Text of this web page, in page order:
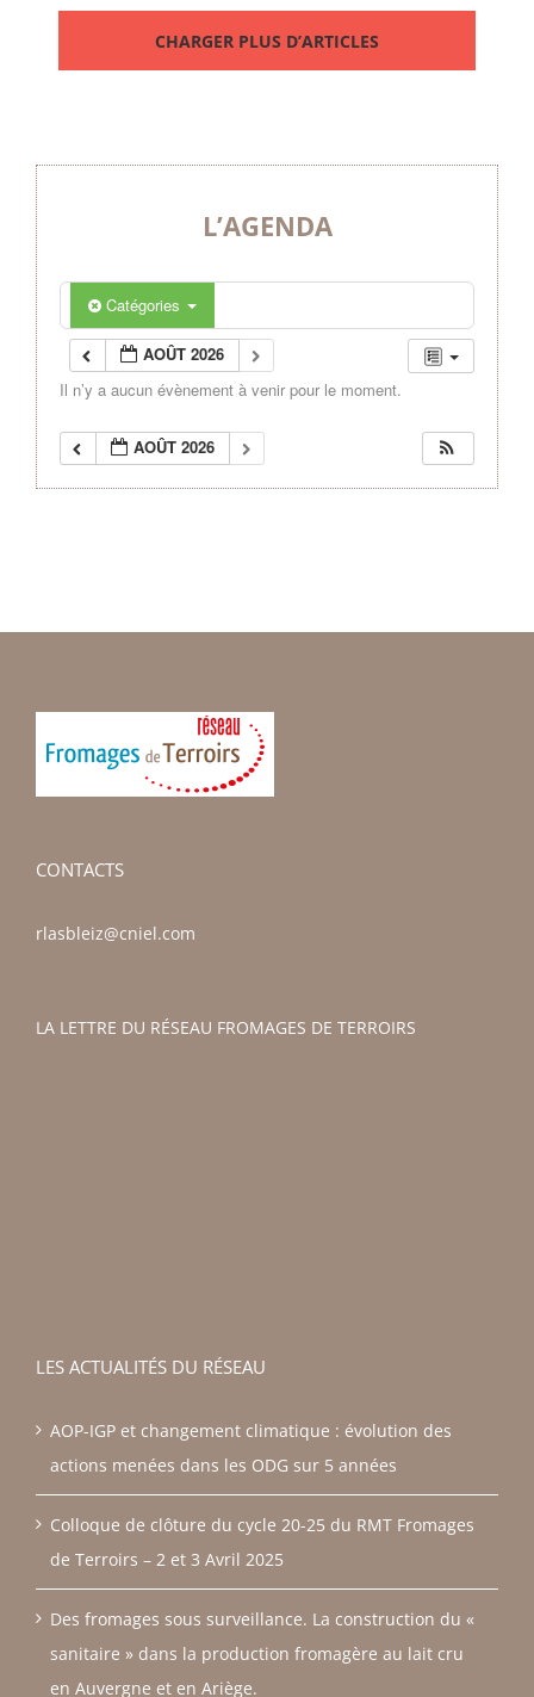
CHARGER PLUS D’ARTICLES
L’AGENDA
Catégories
AOÛT 2026
Il n’y a aucun évènement à venir pour le moment.
AOÛT 2026
CONTACTS
rlasbleiz@cniel.com
LA LETTRE DU RÉSEAU FROMAGES DE TERROIRS
LES ACTUALITÉS DU RÉSEAU
AOP-IGP et changement climatique : évolution des
actions menées dans les ODG sur 5 années
Colloque de clôture du cycle 20-25 du RMT Fromages
de Terroirs – 2 et 3 Avril 2025
Des fromages sous surveillance. La construction du «
sanitaire » dans la production fromagère au lait cru
en Auvergne et en Ariège.